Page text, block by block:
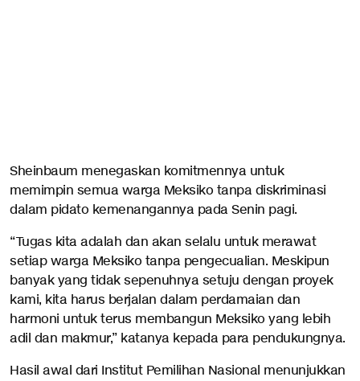
Sheinbaum menegaskan komitmennya untuk
memimpin semua warga Meksiko tanpa diskriminasi
dalam pidato kemenangannya pada Senin pagi.
“Tugas kita adalah dan akan selalu untuk merawat
setiap warga Meksiko tanpa pengecualian. Meskipun
banyak yang tidak sepenuhnya setuju dengan proyek
kami, kita harus berjalan dalam perdamaian dan
harmoni untuk terus membangun Meksiko yang lebih
adil dan makmur,” katanya kepada para pendukungnya.
Hasil awal dari Institut Pemilihan Nasional menunjukkan